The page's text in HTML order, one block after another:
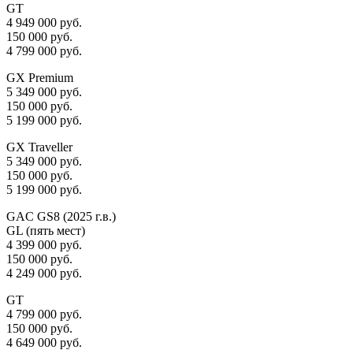
GT
4 949 000 руб.
150 000 руб.
4 799 000 руб.
GX Premium
5 349 000 руб.
150 000 руб.
5 199 000 руб.
GX Traveller
5 349 000 руб.
150 000 руб.
5 199 000 руб.
GAC GS8 (2025 г.в.)
GL (пять мест)
4 399 000 руб.
150 000 руб.
4 249 000 руб.
GT
4 799 000 руб.
150 000 руб.
4 649 000 руб.